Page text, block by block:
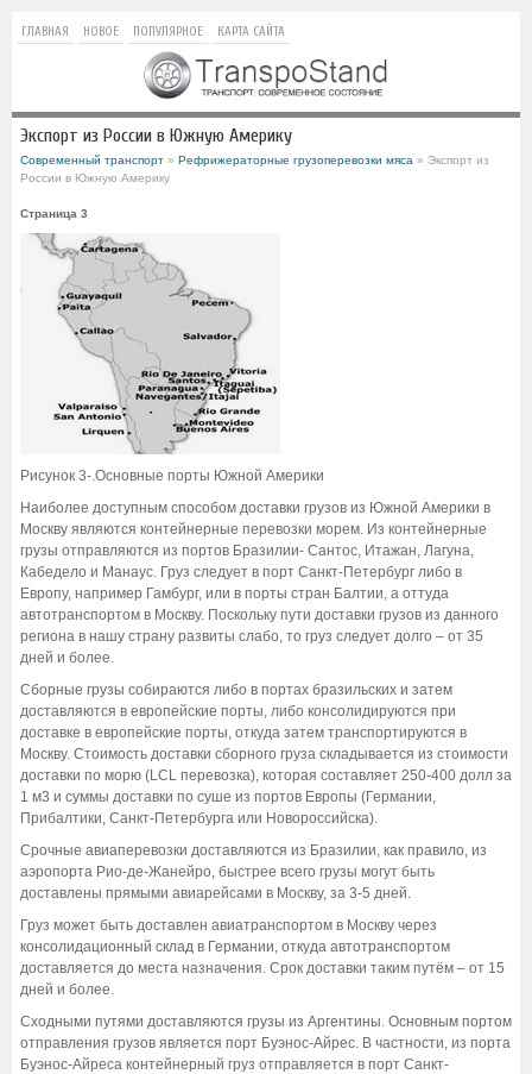
ГЛАВНАЯ НОВОЕ ПОПУЛЯРНОЕ КАРТА САЙТА
Экспорт из России в Южную Америку
Современный транспорт » Рефрижераторные грузоперевозки мяса » Экспорт из
России в Южную Америку
Страница 3
Рисунок 3-.Основные порты Южной Америки
Наиболее доступным способом доставки грузов из Южной Америки в
Москву являются контейнерные перевозки морем. Из контейнерные
грузы отправляются из портов Бразилии- Сантос, Итажан, Лагуна,
Кабедело и Манаус. Груз следует в порт Санкт-Петербург либо в
Европу, например Гамбург, или в порты стран Балтии, а оттуда
автотранспортом в Москву. Поскольку пути доставки грузов из данного
региона в нашу страну развиты слабо, то груз следует долго – от 35
дней и более.
Сборные грузы собираются либо в портах бразильских и затем
доставляются в европейские порты, либо консолидируются при
доставке в европейские порты, откуда затем транспортируются в
Москву. Стоимость доставки сборного груза складывается из стоимости
доставки по морю (LCL перевозка), которая составляет 250-400 долл за
1 м3 и суммы доставки по суше из портов Европы (Германии,
Прибалтики, Санкт-Петербурга или Новороссийска).
Срочные авиаперевозки доставляются из Бразилии, как правило, из
аэропорта Рио-де-Жанейро, быстрее всего грузы могут быть
доставлены прямыми авиарейсами в Москву, за 3-5 дней.
Груз может быть доставлен авиатранспортом в Москву через
консолидационный склад в Германии, откуда автотранспортом
доставляется до места назначения. Срок доставки таким путём – от 15
дней и более.
Сходными путями доставляются грузы из Аргентины. Основным портом
отправления грузов является порт Буэнос-Айрес. В частности, из порта
Буэнос-Айреса контейнерный груз отправляется в порт Санкт-